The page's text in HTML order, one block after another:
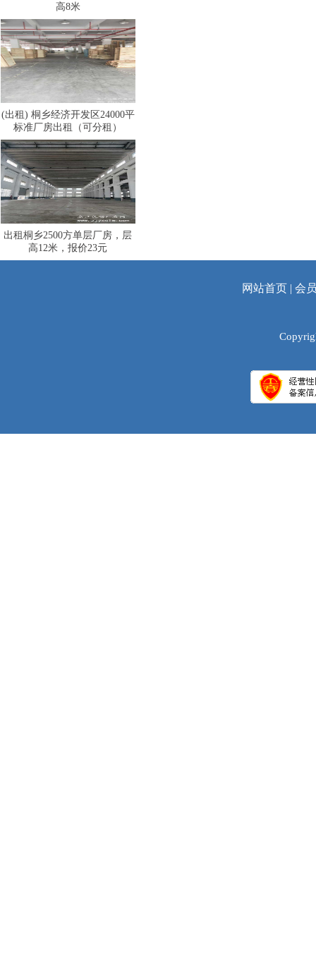
高8米
(出租) 桐乡经济开发区24000平
标准厂房出租（可分租）
出租桐乡2500方单层厂房，层
高12米，报价23元
网站首页 | 会